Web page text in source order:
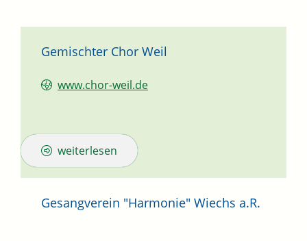
Gemischter Chor Weil
www.chor-weil.de
weiterlesen
Gesangverein "Harmonie" Wiechs a.R.